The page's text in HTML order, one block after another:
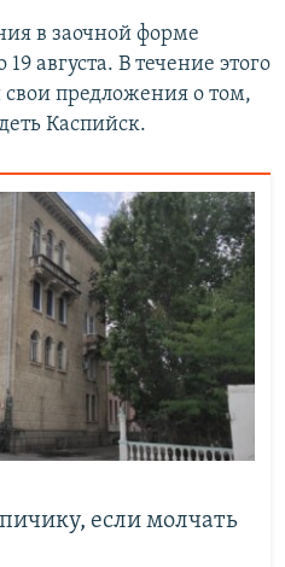
в заочной форме
августа. В течение этого
предложения о том,
Каспийск.
если молчать